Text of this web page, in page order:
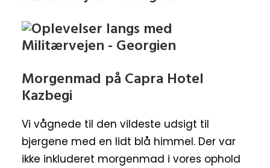
Morgenmad på Capra Hotel
Kazbegi
Vi vågnede til den vildeste udsigt til
bjergene med en lidt blå himmel. Der var
ikke inkluderet morgenmad i vores ophold